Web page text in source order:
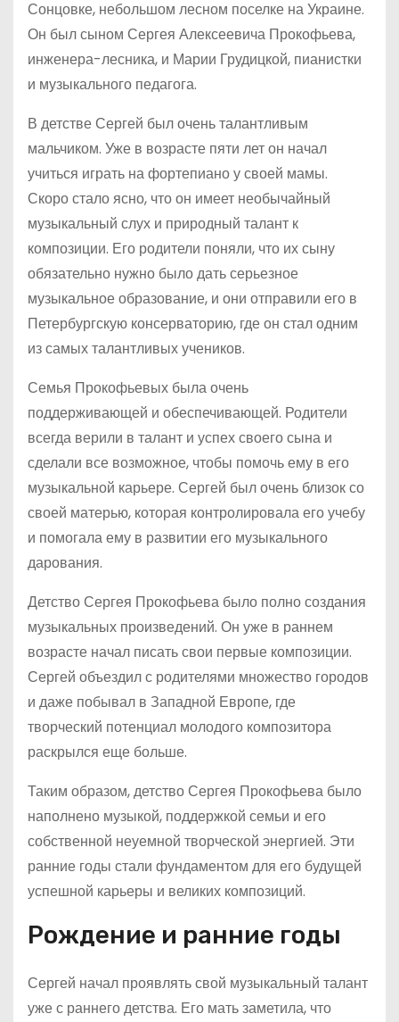
Сонцовке, небольшом лесном поселке на Украине.
Он был сыном Сергея Алексеевича Прокофьева,
инженера-лесника, и Марии Грудицкой, пианистки
и музыкального педагога.
В детстве Сергей был очень талантливым
мальчиком. Уже в возрасте пяти лет он начал
учиться играть на фортепиано у своей мамы.
Скоро стало ясно, что он имеет необычайный
музыкальный слух и природный талант к
композиции. Его родители поняли, что их сыну
обязательно нужно было дать серьезное
музыкальное образование, и они отправили его в
Петербургскую консерваторию, где он стал одним
из самых талантливых учеников.
Семья Прокофьевых была очень
поддерживающей и обеспечивающей. Родители
всегда верили в талант и успех своего сына и
сделали все возможное, чтобы помочь ему в его
музыкальной карьере. Сергей был очень близок со
своей матерью, которая контролировала его учебу
и помогала ему в развитии его музыкального
дарования.
Детство Сергея Прокофьева было полно создания
музыкальных произведений. Он уже в раннем
возрасте начал писать свои первые композиции.
Сергей объездил с родителями множество городов
и даже побывал в Западной Европе, где
творческий потенциал молодого композитора
раскрылся еще больше.
Таким образом, детство Сергея Прокофьева было
наполнено музыкой, поддержкой семьи и его
собственной неуемной творческой энергией. Эти
ранние годы стали фундаментом для его будущей
успешной карьеры и великих композиций.
Рождение и ранние годы
Сергей начал проявлять свой музыкальный талант
уже с раннего детства. Его мать заметила, что